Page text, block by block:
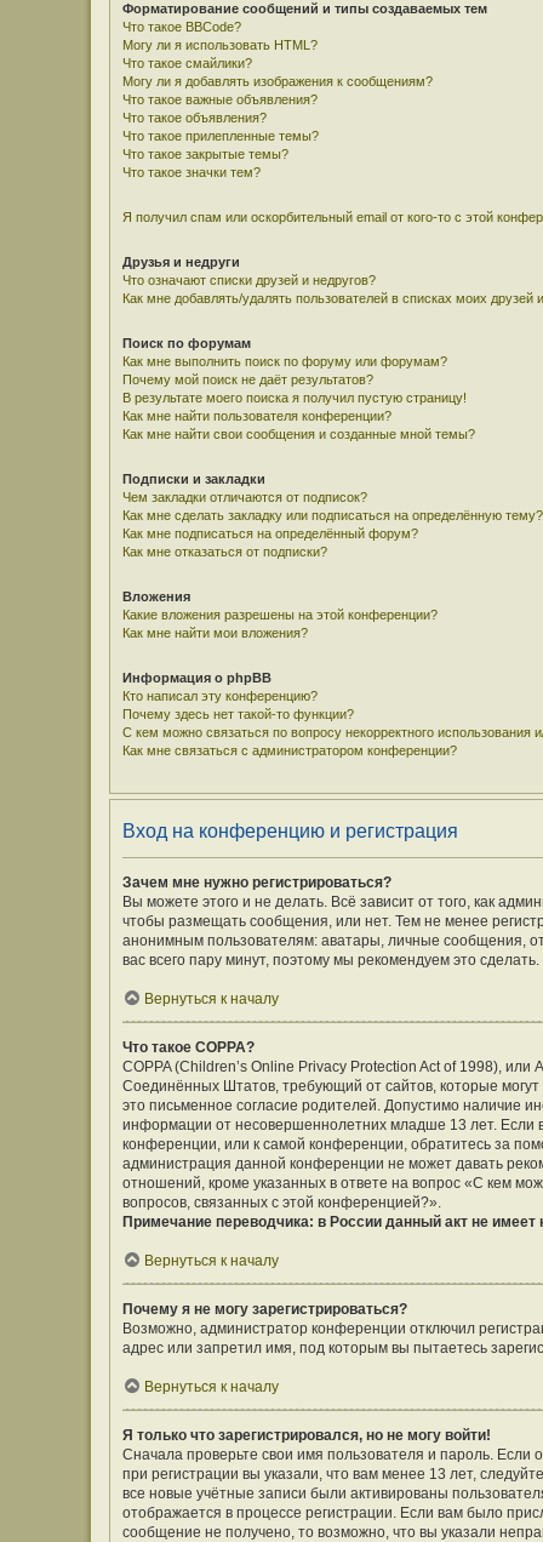
Форматирование сообщений и типы создаваемых тем
Что такое BBCode?
Могу ли я использовать HTML?
Что такое смайлики?
Могу ли я добавлять изображения к сообщениям?
Что такое важные объявления?
Что такое объявления?
Что такое прилепленные темы?
Что такое закрытые темы?
Что такое значки тем?
Я получил спам или оскорбительный email от кого-то с этой
Друзья и недруги
Что означают списки друзей и недругов?
Как мне добавлять/удалять пользователей в списках моих друзей
Поиск по форумам
Как мне выполнить поиск по форуму или форумам?
Почему мой поиск не даёт результатов?
В результате моего поиска я получил пустую страницу!
Как мне найти пользователя конференции?
Как мне найти свои сообщения и созданные мной темы?
Подписки и закладки
Чем закладки отличаются от подписок?
Как мне сделать закладку или подписаться на определённую тему?
Как мне подписаться на определённый форум?
Как мне отказаться от подписки?
Вложения
Какие вложения разрешены на этой конференции?
Как мне найти мои вложения?
Информация о phpBB
Кто написал эту конференцию?
Почему здесь нет такой-то функции?
С кем можно связаться по вопросу некорректного
Как мне связаться с администратором конференции?
Вход на конференцию и регистрация
Зачем мне нужно регистрироваться?
Вы можете этого и не делать. Всё зависит от того, как
чтобы размещать сообщения, или нет. Тем не менее
анонимным пользователям: аватары, личные сообщения,
вас всего пару минут, поэтому мы рекомендуем это сделать.
Вернуться к началу
Что такое COPPA?
COPPA (Children’s Online Privacy Protection Act of 1998),
Соединённых Штатов, требующий от сайтов, которые
это письменное согласие родителей. Допустимо наличие
информации от несовершеннолетних младше 13 лет. Если
конференции, или к самой конференции, обратитесь за
администрация данной конференции не может давать
отношений, кроме указанных в ответе на вопрос «С кем
вопросов, связанных с этой конференцией?».
Примечание переводчика: в России данный акт не
Вернуться к началу
Почему я не могу зарегистрироваться?
Возможно, администратор конференции отключил
адрес или запретил имя, под которым вы пытаетесь
Вернуться к началу
Я только что зарегистрировался, но не могу войти!
Сначала проверьте свои имя пользователя и пароль.
при регистрации вы указали, что вам менее 13 лет,
все новые учётные записи были активированы
отображается в процессе регистрации. Если вам было
сообщение не получено, то возможно, что вы указали